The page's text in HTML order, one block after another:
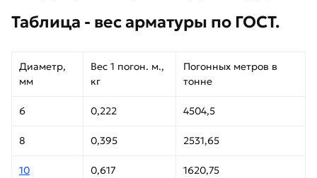
Таблица - вес арматуры по ГОСТ.
Диаметр,
мм
Вес 1 погон. м.,
кг
Погонных метров в
тонне
6 0,222 4504,5
8 0,395 2531,65
10 0,617 1620,75